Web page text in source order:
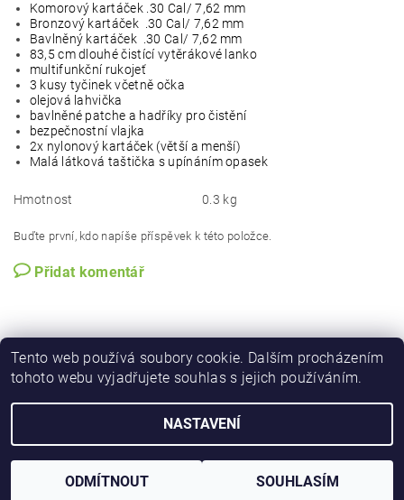
Komorový kartáček .30 Cal/ 7,62 mm
Bronzový kartáček .30 Cal/ 7,62 mm
Bavlněný kartáček .30 Cal/ 7,62 mm
83,5 cm dlouhé čistící vytěrákové lanko
multifunkční rukojeť
3 kusy tyčinek včetně očka
olejová lahvička
bavlněné patche a hadříky pro čistění
bezpečnostní vlajka
2x nylonový kartáček (větší a menší)
Malá látková taštička s upínáním opasek
Hmotnost 0.3 kg
Buďte první, kdo napíše příspěvek k této položce.
Přidat komentář
2026 © iforester.cz, všechna práva vyhrazenaUpravit nastavení cookies
Tento web používá soubory cookie. Dalším procházením
tohoto webu vyjadřujete souhlas s jejich používáním.
NASTAVENÍ
ODMÍTNOUT SOUHLASÍM